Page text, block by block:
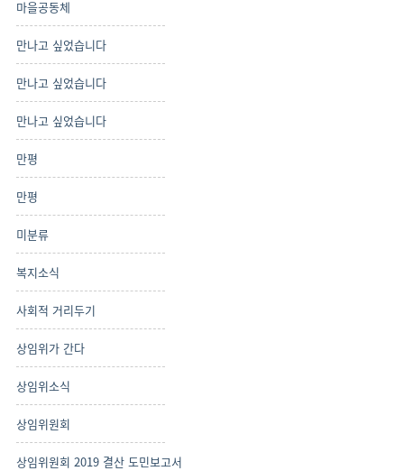
마을공동체
만나고 싶었습니다
만나고 싶었습니다
만나고 싶었습니다
만평
만평
미분류
복지소식
사회적 거리두기
상임위가 간다
상임위소식
상임위원회
상임위원회 2019 결산 도민보고서